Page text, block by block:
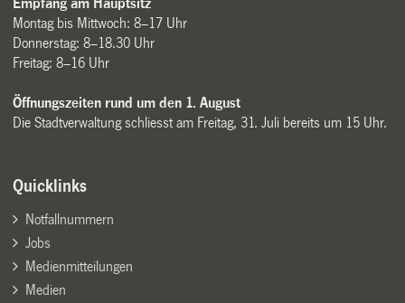
Montag bis Mittwoch: 8–17 Uhr
Donnerstag: 8–18.30 Uhr
Freitag: 8–16 Uhr
Öffnungszeiten rund um den 1. August
Die Stadtverwaltung schliesst am Freitag, 31. Juli bereits um 15 Uhr.
Quicklinks
Notfallnummern
Jobs
Medienmitteilungen
Medien